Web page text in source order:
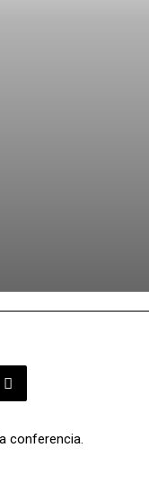
conferencia.